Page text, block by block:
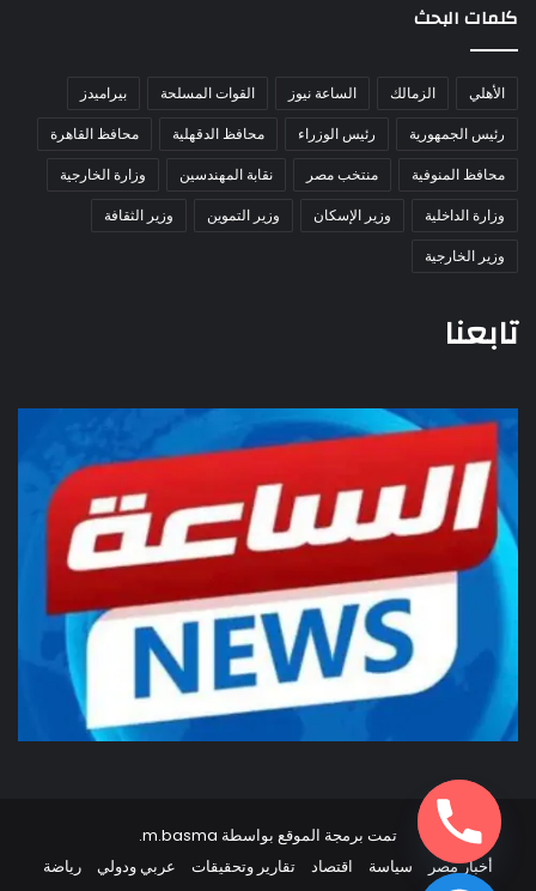
كلمات البحث
الأهلي الزمالك الساعة نيوز القوات المسلحة
بيراميدز
رئيس الجمهورية
رئيس الوزراء محافظ الدقهلية
محافظ القاهرة
محافظ المنوفية
منتخب مصر نقابة المهندسين
وزارة الخارجية
وزارة الداخلية
وزير الإسكان وزير التموين
وزير الثقافة
وزير الخارجية
تابعنا
تمت برمجة الموقع بواسطة m.basma
.
أخبار مصر
سياسة اقتصاد تقارير وتحقيقات عربي ودولي رياضة